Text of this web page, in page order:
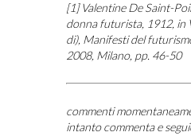
[1]Valentine De Saint-
donna futurista, 1912, in
di), Manifesti del
2008, Milano, pp. 46-50
commenti
intanto commenta e